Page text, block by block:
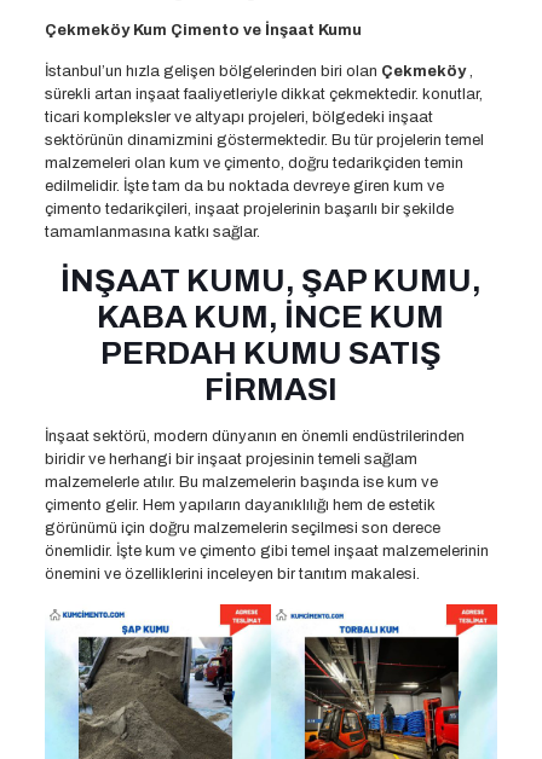
Çekmeköy Kum Çimento ve İnşaat Kumu
İstanbul’un hızla gelişen bölgelerinden biri olan Çekmeköy,
sürekli artan inşaat faaliyetleriyle dikkat çekmektedir. konutlar,
ticari kompleksler ve altyapı projeleri, bölgedeki inşaat
sektörünün dinamizmini göstermektedir. Bu tür projelerin temel
malzemeleri olan kum ve çimento, doğru tedarikçiden temin
edilmelidir. İşte tam da bu noktada devreye giren kum ve
çimento tedarikçileri, inşaat projelerinin başarılı bir şekilde
tamamlanmasına katkı sağlar.
İNŞAAT KUMU, ŞAP KUMU,
KABA KUM, İNCE KUM
PERDAH KUMU SATIŞ
FİRMASI
İnşaat sektörü, modern dünyanın en önemli endüstrilerinden
biridir ve herhangi bir inşaat projesinin temeli sağlam
malzemelerle atılır. Bu malzemelerin başında ise kum ve
çimento gelir. Hem yapıların dayanıklılığı hem de estetik
görünümü için doğru malzemelerin seçilmesi son derece
önemlidir. İşte kum ve çimento gibi temel inşaat malzemelerinin
önemini ve özelliklerini inceleyen bir tanıtım makalesi.